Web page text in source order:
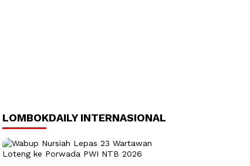
LOMBOKDAILY INTERNASIONAL